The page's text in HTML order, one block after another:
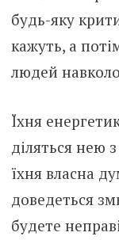
будь-яку
кажуть, а
людей
Їхня
діляться нею
їхня власна
доведеться
будете